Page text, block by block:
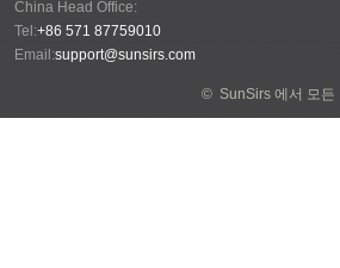
China Head Office:
Tel:+86 571 87759010
Email:support@sunsirs.com
© SunSirs 에서 모